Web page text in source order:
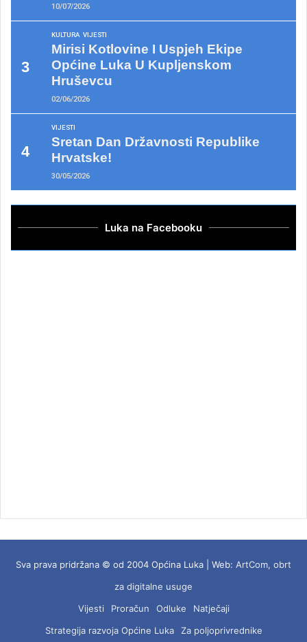
10/07/2026
KULTURA VIJESTI
Mirisi Kotlovine I Uspjeh Ekipe
Općine Luka U Kupljenskom
Hruševcu
02/06/2026
VIJESTI
Sretan Dan Državnosti Republike
Hrvatske!
30/05/2026
Luka na Facebooku
Sva prava pridržana © od 2004 Općina Luka | Web: ArtCom, obrt
za digitalne usuge
Vijesti
Proračun Odluke
Natječaji
Strategija razvoja Općine Luka
Za poljoprivrednike